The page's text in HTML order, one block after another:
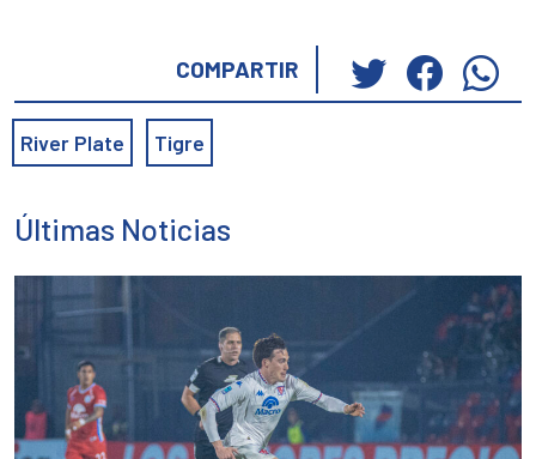
COMPARTIR
Haz
clic
abre
en
ventana
nueva)
Haz
clic
abre
en
una
nueva)
en
River Plate Tigre
Últimas Noticias